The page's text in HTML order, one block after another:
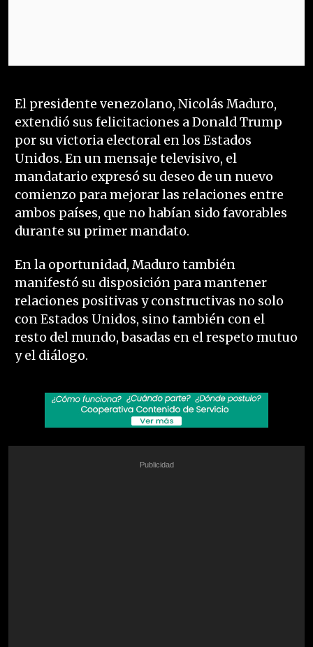
El presidente venezolano, Nicolás Maduro,
extendió sus felicitaciones a Donald Trump
por su victoria electoral en los Estados
Unidos. En un mensaje televisivo, el
mandatario expresó su deseo de un nuevo
comienzo para mejorar las relaciones entre
ambos países, que no habían sido favorables
durante su primer mandato.
En la oportunidad, Maduro también
manifestó su disposición para mantener
relaciones positivas y constructivas no solo
con Estados Unidos, sino también con el
resto del mundo, basadas en el respeto mutuo
y el diálogo.